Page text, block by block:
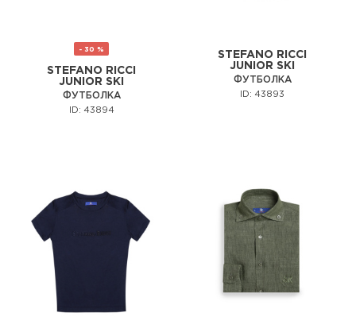
- 30 %
STEFANO RICCI
JUNIOR SKI
ФУТБОЛКА
ID: 43894
STEFANO RICCI
JUNIOR SKI
ФУТБОЛКА
ID: 43893